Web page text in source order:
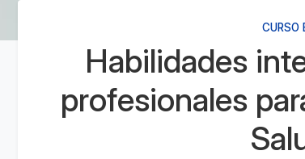
CURSO
Habilidades
profesionales